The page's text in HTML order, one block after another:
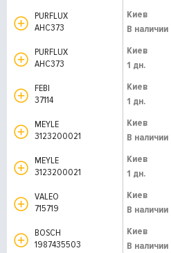
PURFLUX
AHC373
Киев
В наличии
PURFLUX
AHC373
Киев
1 дн.
FEBI
37114
Киев
1 дн.
MEYLE
3123200021
Киев
В наличии
MEYLE
3123200021
Киев
1 дн.
VALEO
715719
Киев
В наличии
BOSCH
1987435503
Киев
В наличии